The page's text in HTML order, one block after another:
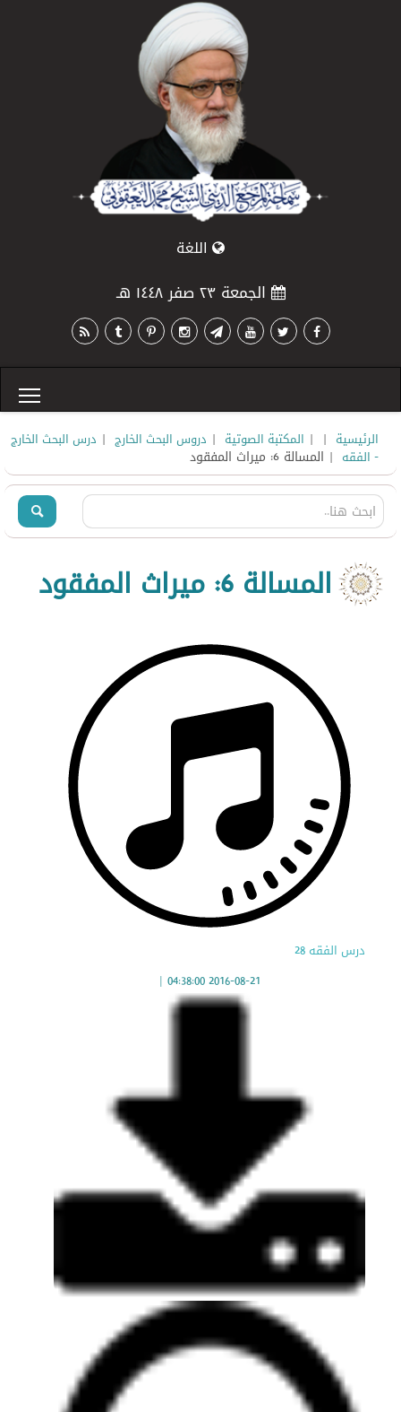
اللغة
الجمعة ٢٣ صفر ١٤٤٨ هـ
الرئيسية |
| المكتبة الصوتية | دروس البحث الخارج | درس البحث الخارج
- الفقه | المسالة 6: ميراث المفقود
المسالة 6: ميراث المفقود
درس الفقه 28
2016-08-21 04:38:00
|